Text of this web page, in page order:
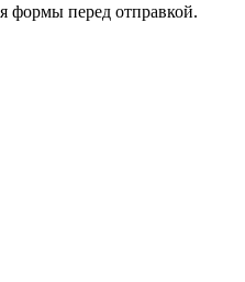
формы перед отправкой.